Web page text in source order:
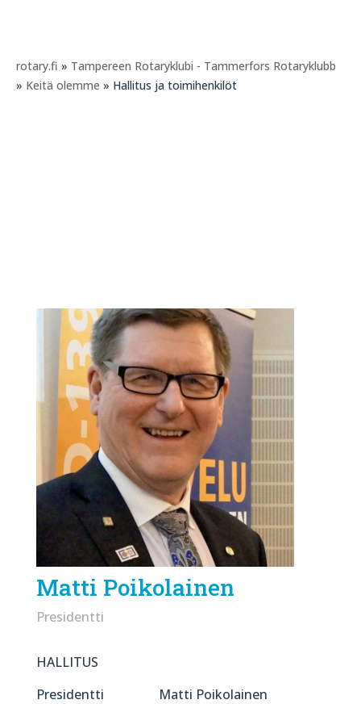
rotary.fi » Tampereen Rotaryklubi - Tammerfors Rotaryklubb
» Keitä olemme » Hallitus ja toimihenkilöt
Matti Poikolainen
Presidentti
HALLITUS
Presidentti Matti Poikolainen